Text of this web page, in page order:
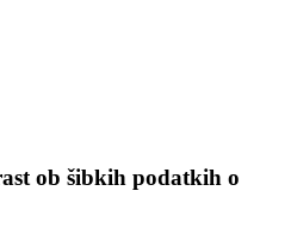
ob šibkih podatkih o